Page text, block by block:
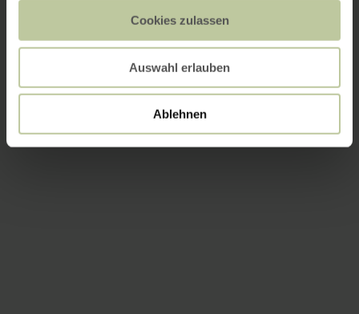
Cookies zulassen
Auswahl erlauben
Ablehnen